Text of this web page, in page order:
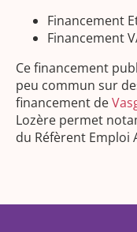
Financement
Financement
Ce financement
peu commun sur
financement de
Lozère permet
du Réfèrent Emploi